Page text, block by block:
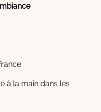
à la main dans les